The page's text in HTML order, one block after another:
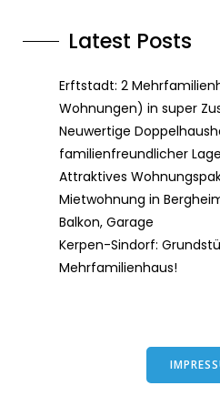
Latest Posts
Erftstadt: 2
Wohnungen) in super
Neuwertige
familienfreundlicher
Attraktives
Mietwohnung in
Balkon, Garage
Kerpen-Sindorf:
Mehrfamilienhaus!